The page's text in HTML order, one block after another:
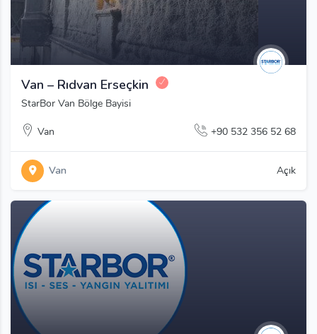
Van – Rıdvan Erseçkin
StarBor Van Bölge Bayisi
Van +90 532 356 52 68
Van Açık